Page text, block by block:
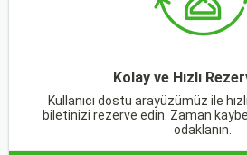
Kolay ve Hızlı
Kullanıcı dostu arayüzümüz ile
biletinizi rezerve edin. Zaman
odaklanın.